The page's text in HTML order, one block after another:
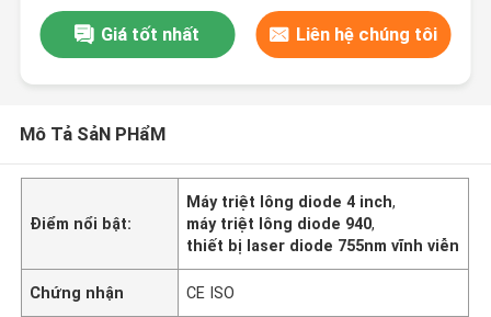
Giá tốt nhất Liên hệ chúng tôi
Mô Tả SảN PHẩM
Điểm nổi bật:
Máy triệt lông diode 4 inch,
máy triệt lông diode 940,
thiết bị laser diode 755nm vĩnh viễn
Chứng nhận CE ISO